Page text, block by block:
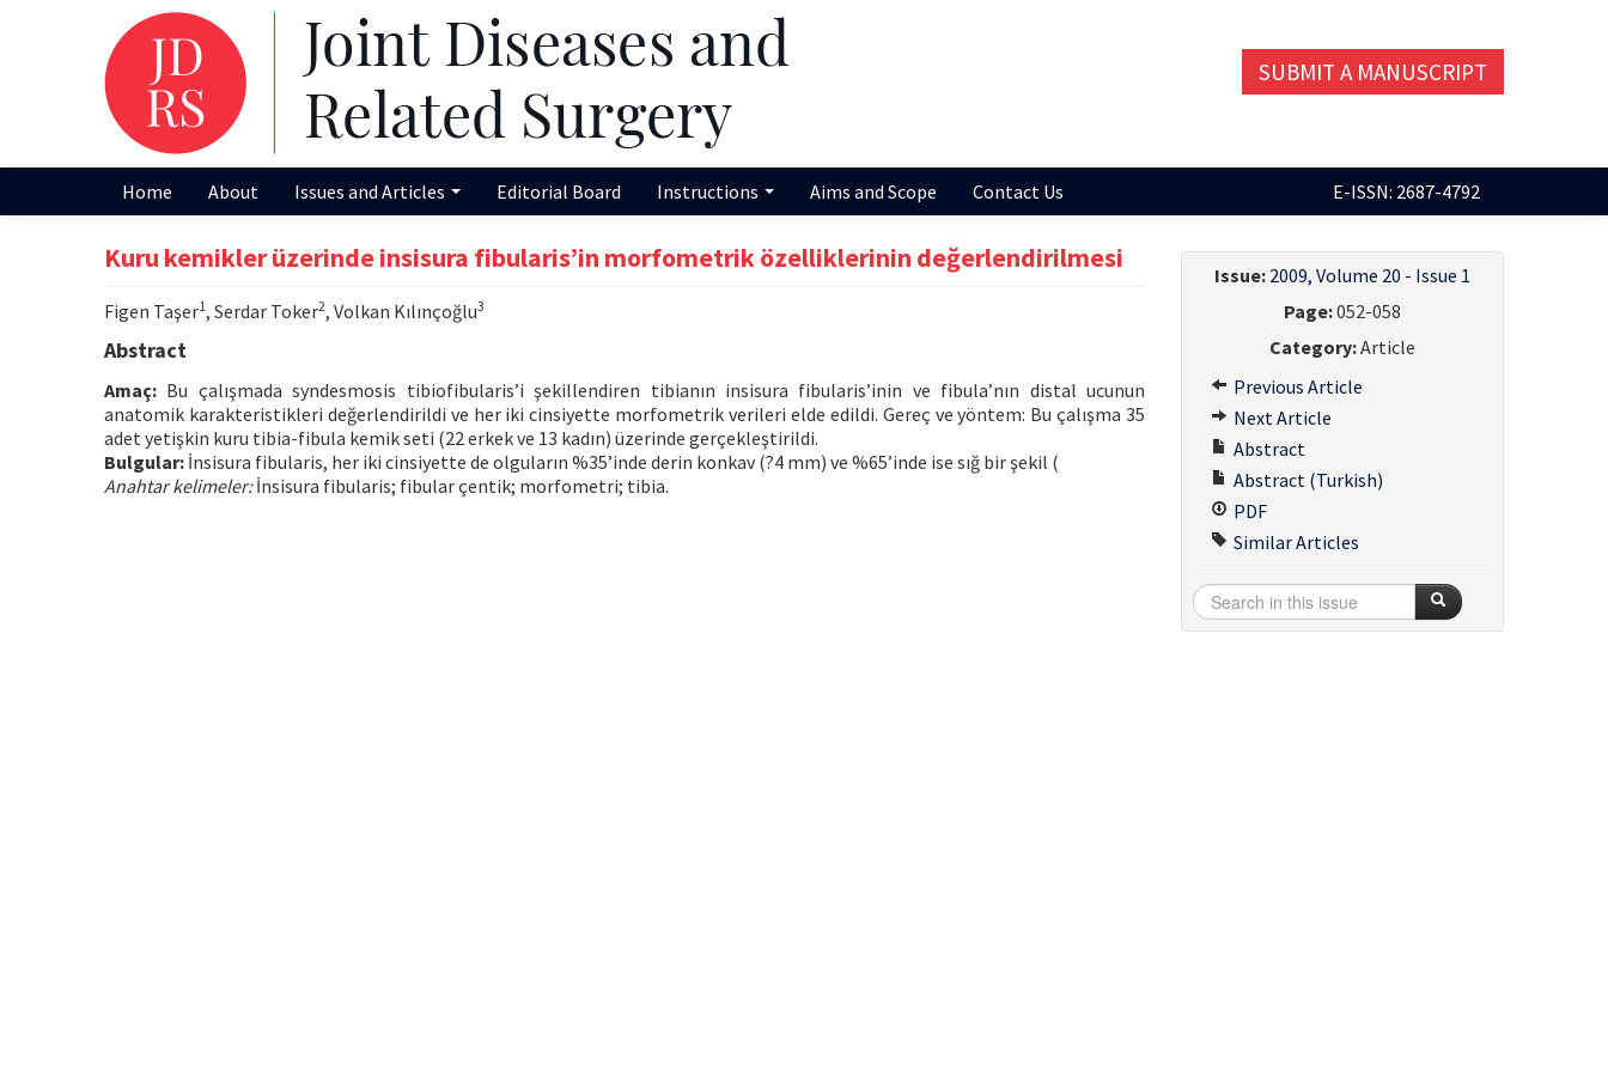
SUBMIT A MANUSCRIPT
Home About Issues and Articles Editorial Board Instructions Aims and Scope Contact Us E-ISSN: 2687-4792
Kuru kemikler üzerinde insisura fibularis’in morfometrik özelliklerinin değerlendirilmesi
Figen Taşer1, Serdar Toker2, Volkan Kılınçoğlu3
Abstract
Amaç: Bu çalışmada syndesmosis tibiofibularis’i şekillendiren tibianın insisura fibularis’inin ve fibula’nın distal ucunun
anatomik karakteristikleri değerlendirildi ve her iki cinsiyette morfometrik verileri elde edildi. Gereç ve yöntem: Bu çalışma 35
adet yetişkin kuru tibia-fibula kemik seti (22 erkek ve 13 kadın) üzerinde gerçekleştirildi.
Bulgular: İnsisura fibularis, her iki cinsiyette de olguların %35’inde derin konkav (?4 mm) ve %65’inde ise sığ bir şekil (
Anahtar kelimeler:İnsisura fibularis; fibular çentik; morfometri; tibia.
Issue: 2009, Volume 20 - Issue 1
Page:052-058
Category:Article
Previous Article
Next Article
Abstract
Abstract (Turkish)
PDF
Similar Articles